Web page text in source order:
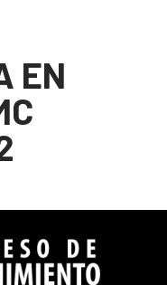
EN